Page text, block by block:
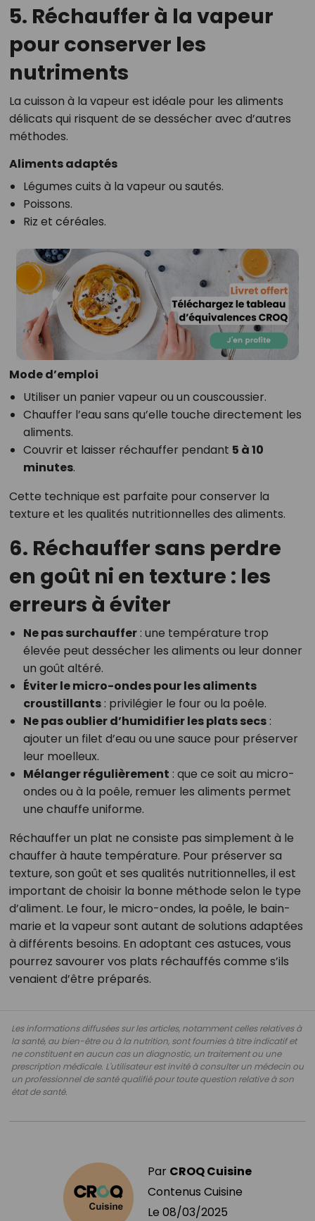
5. Réchauffer à la vapeur
pour conserver les
nutriments
La cuisson à la vapeur est idéale pour les aliments
délicats qui risquent de se dessécher avec d’autres
méthodes.
Aliments adaptés
Légumes cuits à la vapeur ou sautés.
Poissons.
Riz et céréales.
Mode d’emploi
Utiliser un panier vapeur ou un couscoussier.
Chauffer l’eau sans qu’elle touche directement les
aliments.
Couvrir et laisser réchauffer pendant 5 à 10
minutes.
Cette technique est parfaite pour conserver la
texture et les qualités nutritionnelles des aliments.
6. Réchauffer sans perdre
en goût ni en texture : les
erreurs à éviter
Ne pas surchauffer: une température trop
élevée peut dessécher les aliments ou leur donner
un goût altéré.
Éviter le micro-ondes pour les aliments
croustillants: privilégier le four ou la poêle.
Ne pas oublier d’humidifier les plats secs:
ajouter un filet d’eau ou une sauce pour préserver
leur moelleux.
Mélanger régulièrement : que ce soit au micro-
ondes ou à la poêle, remuer les aliments permet
une chauffe uniforme.
Réchauffer un plat ne consiste pas simplement à le
chauffer à haute température. Pour préserver sa
texture, son goût et ses qualités nutritionnelles, il est
important de choisir la bonne méthode selon le type
d’aliment. Le four, le micro-ondes, la poêle, le bain-
marie et la vapeur sont autant de solutions adaptées
à différents besoins. En adoptant ces astuces, vous
pourrez savourer vos plats réchauffés comme s’ils
venaient d’être préparés.
Les informations diffusées sur les articles, notamment celles relatives à
la santé, au bien-être ou à la nutrition, sont fournies à titre indicatif et
ne constituent en aucun cas un diagnostic, un traitement ou une
prescription médicale. L'utilisateur est invité à consulter un médecin ou
un professionnel de santé qualifié pour toute question relative à son
état de santé.
Par CROQ Cuisine
Contenus Cuisine
Le 08/03/2025